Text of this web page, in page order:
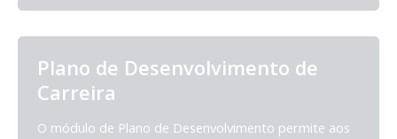
Plano de Desenvolvimento de
Carreira
O módulo de Plano de Desenvolvimento permite aos